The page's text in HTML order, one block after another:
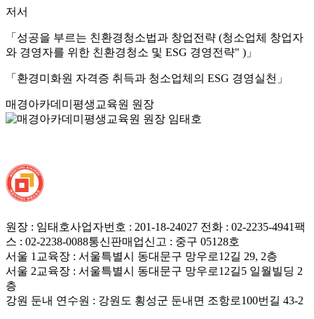
저서
「성공을 부르는 친환경청소법과 창업전략 (청소업체 창업자
와 경영자를 위한 친환경청소 및 ESG 경영전략" )」
「환경미화원 자격증 취득과 청소업체의 ESG 경영실천」
매경아카데미평생교육원 원장
원장 : 임태호사업자번호 : 201-18-24027 전화 : 02-2235-4941팩
스 : 02-2238-0088통신판매업신고 : 중구 05128호
서울 1교육장 : 서울특별시 동대문구 망우로12길 29, 2층
서울 2교육장 : 서울특별시 동대문구 망우로12길5 일월빌딩 2
층
강원 둔내 연수원 : 강원도 횡성군 둔내면 조항로100번길 43-2